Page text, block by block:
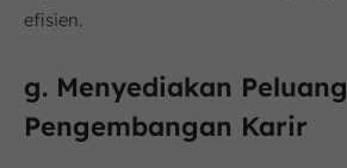
efisien.
g. Menyediakan Peluang
Pengembangan Karir